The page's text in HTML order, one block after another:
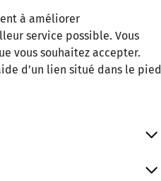
à améliorer
service possible. Vous
vous souhaitez accepter.
d’un lien situé dans le pied